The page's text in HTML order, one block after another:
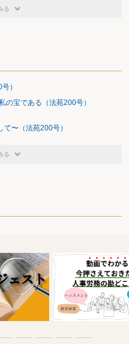
る
）
の宝である（法苑200号）
〜（法苑200号）
る